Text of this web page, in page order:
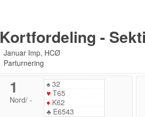
Kortfordeling -
Januar Imp, HCØ
Parturnering
1
Nord/-
♠ 32
♥ T65
♦ K62
♣ E6543